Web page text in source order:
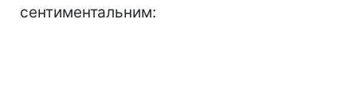
сентиментальним: